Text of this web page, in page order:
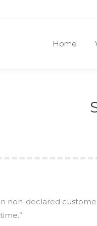
Home
non-declared
Home